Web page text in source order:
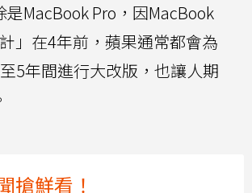
MacBook Pro，因MacBook
」在4年前，蘋果通常都會為
5年間進行大改版，也讓人期
搶鮮看！